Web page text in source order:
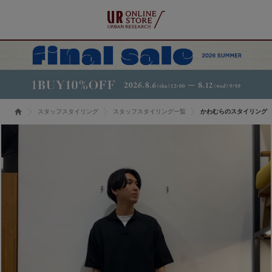
スタッフスタイリング スタッフスタイリング一覧 かわむらのスタイリング